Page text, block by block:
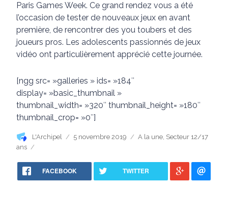
Paris Games Week. Ce grand rendez vous a été
l’occasion de tester de nouveaux jeux en avant
première, de rencontrer des you toubers et des
joueurs pros. Les adolescents passionnés de jeux
vidéo ont particulièrement apprécié cette journée.
[ngg src= »galleries » ids= »184″
display= »basic_thumbnail »
thumbnail_width= »320″ thumbnail_height= »180″
thumbnail_crop= »0″]
Auteur
L'Archipel
Publié
5 novembre 2019 Catégories
A la une, Secteur 12/17
ans
FACEBOOK TWITTER